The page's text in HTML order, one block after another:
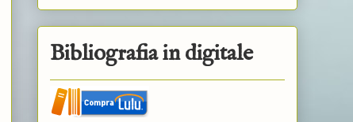
Bibliografia in digitale